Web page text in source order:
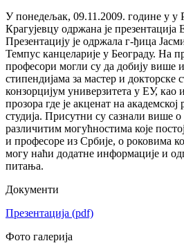
У понедељак, 09.11.2009. године у у
Крагујевцу одржана је презентација
Презентацију је одржала г-ђица
Темпус канцеларије у Београду. На
професори могли су да добију више
стипендијама за мастер и докторске
конзорцијум универзитета у ЕУ,
прозора где је акценат на
студија. Присутни су сазнали више
различитим могућностима које
и професоре из Србије, о роковима
могу наћи додатне информације и
питања.
Документи
Презентација (pdf)
Фото галерија